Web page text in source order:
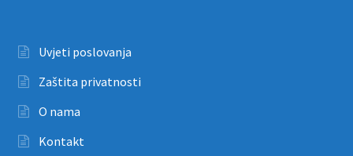
Uvjeti poslovanja
Zaštita privatnosti
O nama
Kontakt